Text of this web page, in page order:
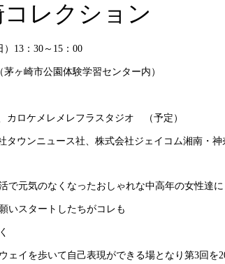
レクション
）13：30～15：00
ヶ崎市公園体験学習センター内）
カロケメレメレフラスタジオ （予定）
ウンニュース社、株式会社ジェイコム湘南・神
で元気のなくなったおしゃれな中高年の女性達に
いスタートしたちがコレも
ェイを歩いて自己表現ができる場となり第3回を